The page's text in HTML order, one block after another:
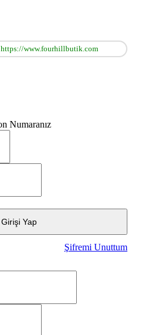
https://www.fourhillbutik.com
Numaranız
Yap
Şifremi Unuttum